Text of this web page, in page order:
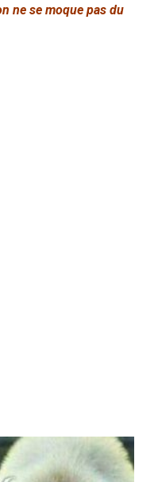
ne se moque pas du